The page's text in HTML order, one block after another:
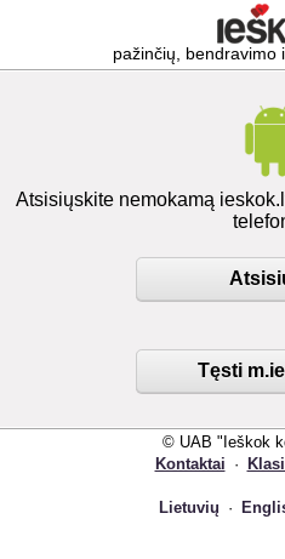
pažinčių, bendravimo
Atsisiųskite nemokamą
Tęsti
© UAB "Ieškok
Kontaktai ·
Lietuvių ·